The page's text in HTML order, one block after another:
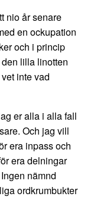
nio år senare
en ockupation
och i princip
lilla linotten
inte vad
er alla i alla fall
Och jag vill
era inpass och
era delningar
nämnd
ordkrumbukter